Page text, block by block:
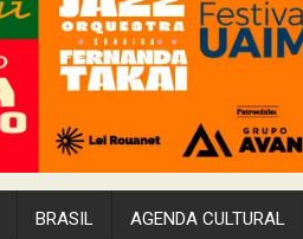
BRASIL AGENDA CULTURAL